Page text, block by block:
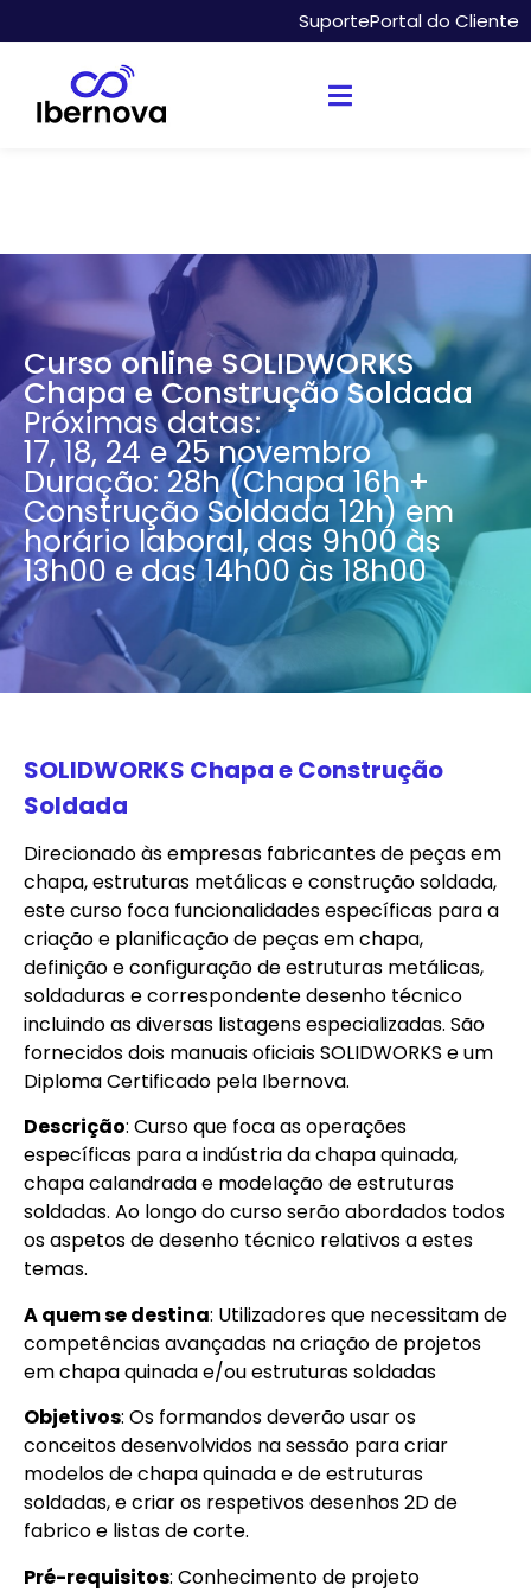
SuportePortal do Cliente
Curso online SOLIDWORKS
Chapa e Construção Soldada
Próximas datas:
17, 18, 24 e 25 novembro
Duração: 28h (Chapa 16h +
Construção Soldada 12h) em
horário laboral, das 9h00 às
13h00 e das 14h00 às 18h00
SOLIDWORKS Chapa e Construção
Soldada
Direcionado às empresas fabricantes de peças em
chapa, estruturas metálicas e construção soldada,
este curso foca funcionalidades específicas para a
criação e planificação de peças em chapa,
definição e configuração de estruturas metálicas,
soldaduras e correspondente desenho técnico
incluindo as diversas listagens especializadas. São
fornecidos dois manuais oficiais SOLIDWORKS e um
Diploma Certificado pela Ibernova.
Descrição: Curso que foca as operações
específicas para a indústria da chapa quinada,
chapa calandrada e modelação de estruturas
soldadas. Ao longo do curso serão abordados todos
os aspetos de desenho técnico relativos a estes
temas.
A quem se destina: Utilizadores que necessitam de
competências avançadas na criação de projetos
em chapa quinada e/ou estruturas soldadas
Objetivos: Os formandos deverão usar os
conceitos desenvolvidos na sessão para criar
modelos de chapa quinada e de estruturas
soldadas, e criar os respetivos desenhos 2D de
fabrico e listas de corte.
Pré-requisitos: Conhecimento de projeto